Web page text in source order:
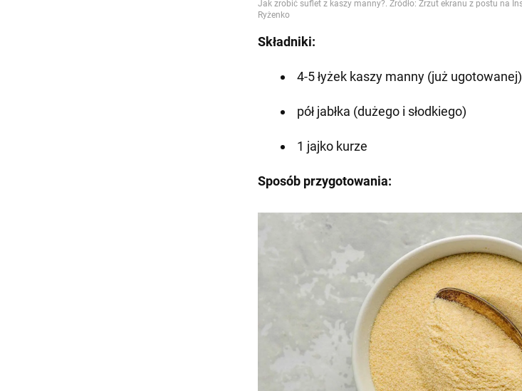
Składniki:
4-5 łyżek kaszy manny (już ugotowanej)
pół jabłka (dużego i słodkiego)
1 jajko kurze
Sposób przygotowania: